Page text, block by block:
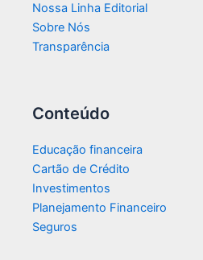
Nossa Linha Editorial
Sobre Nós
Transparência​
Conteúdo
Educação financeira
Cartão de Crédito
Investimentos
Planejamento Financeiro
Seguros